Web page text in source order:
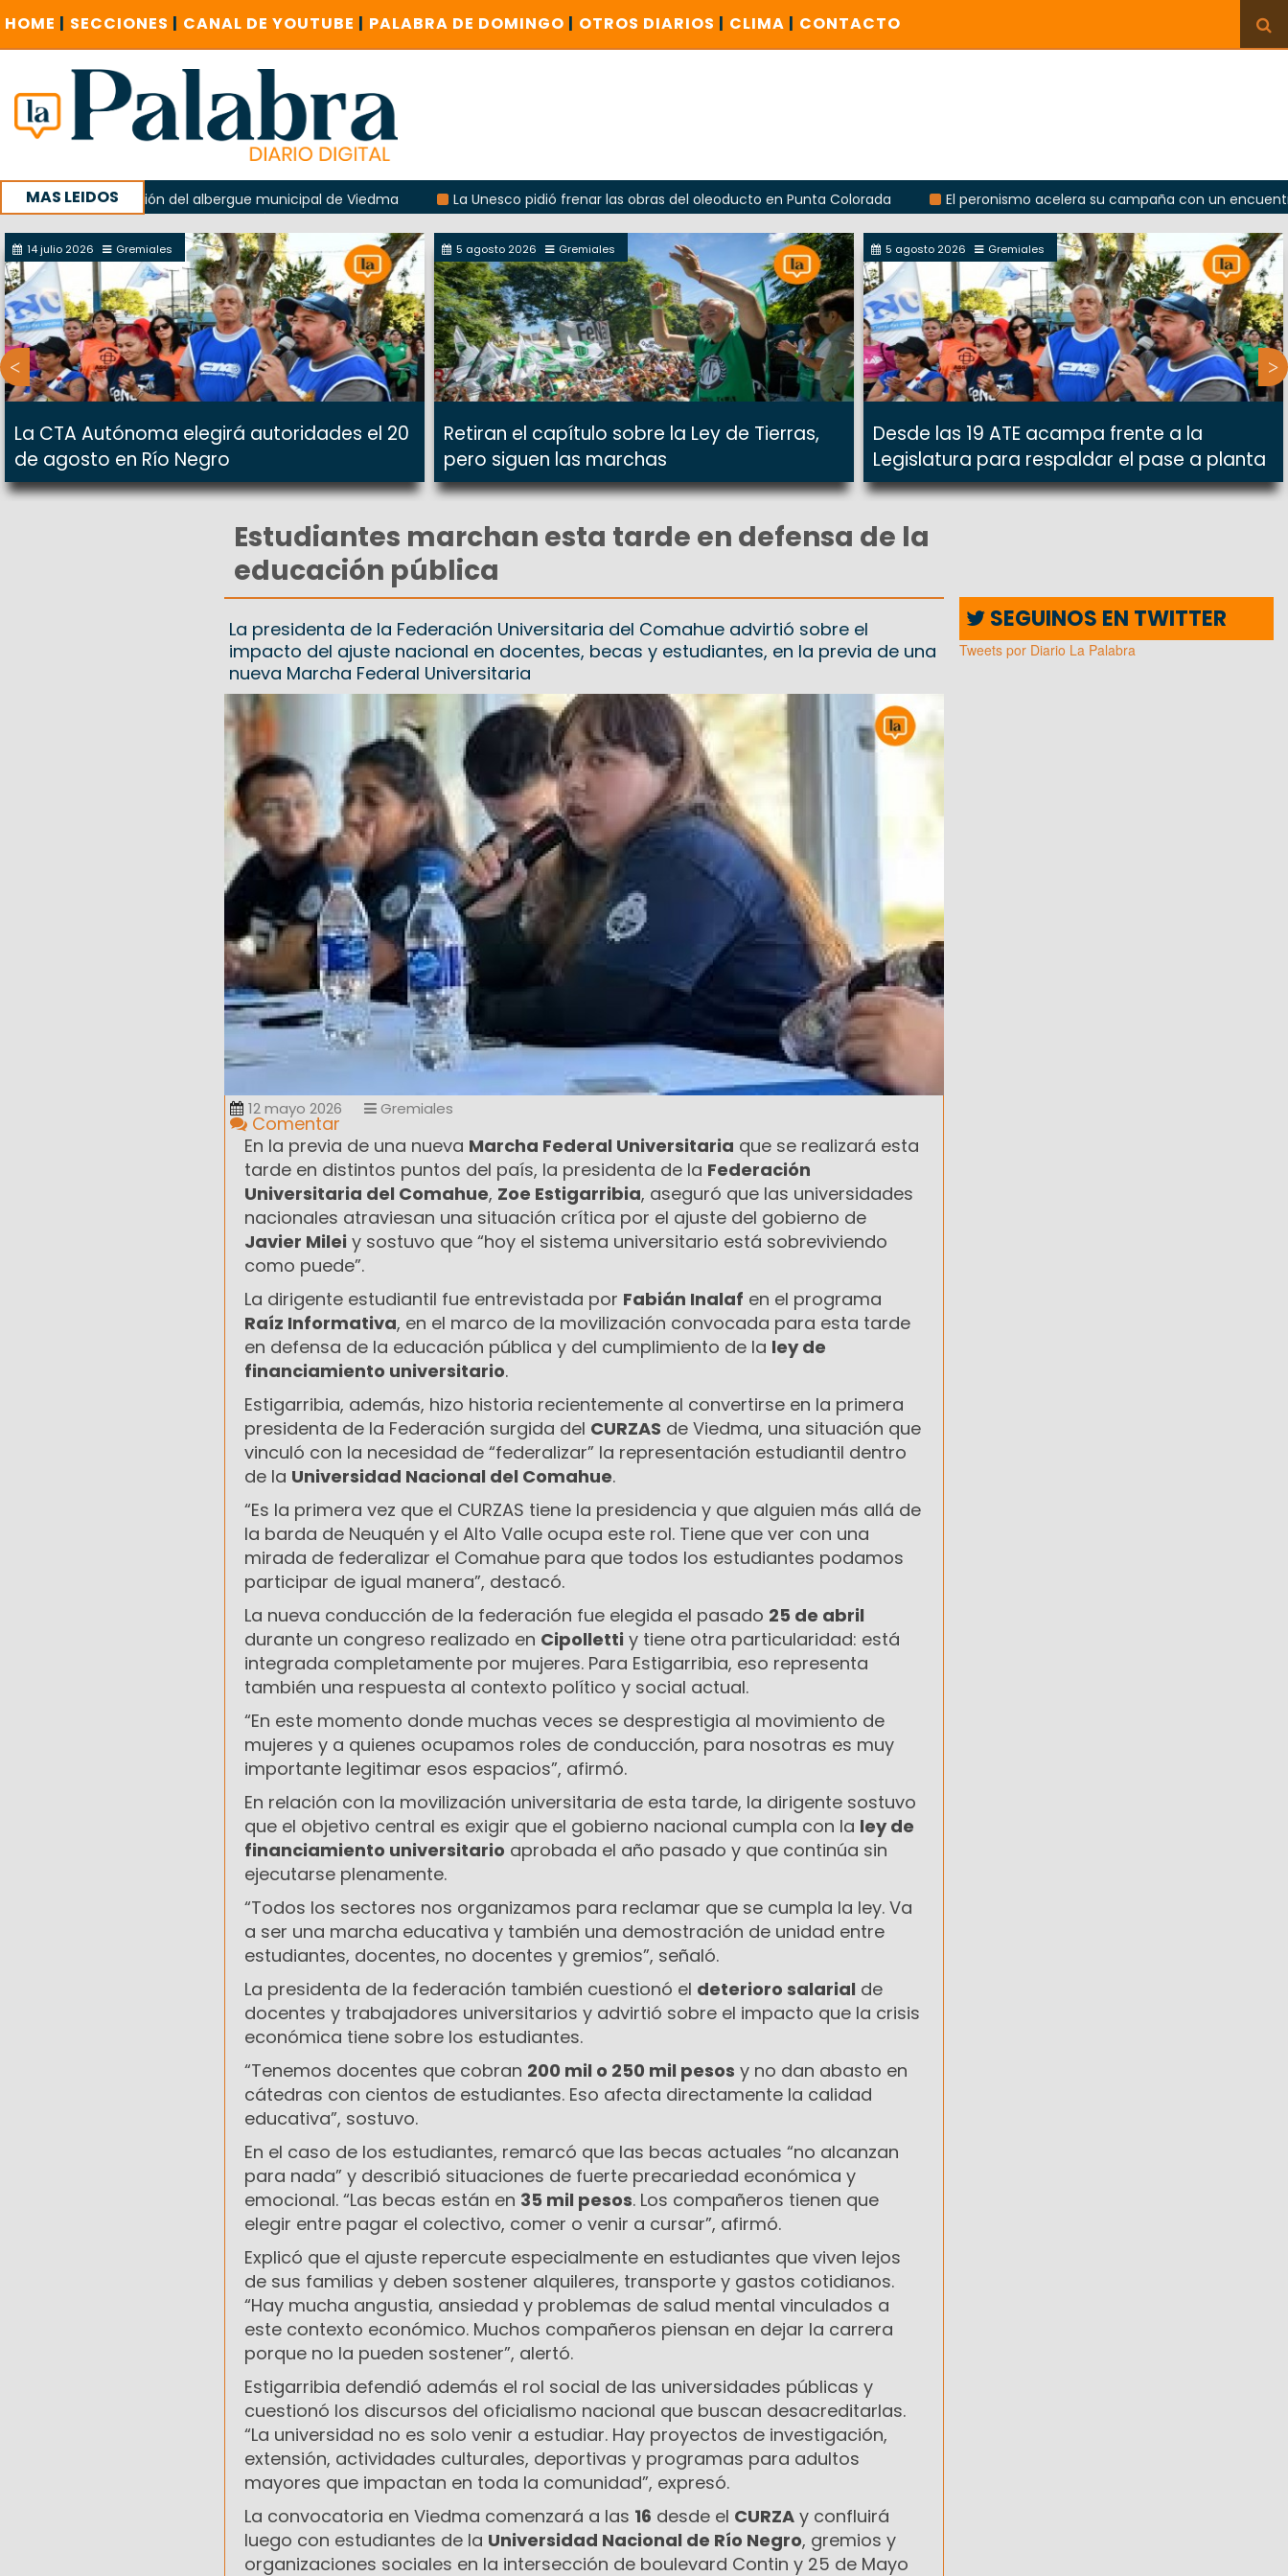
HOME | SECCIONES | CANAL DE YOUTUBE | PALABRA DE DOMINGO | OTROS DIARIOS | CLIMA | CONTACTO
MAS LEIDOS
la explosión del albergue municipal de Viedma La Unesco pidió frenar las obras del oleoducto en Punta Colorada
El peronismo acelera su campaña con un encuentro
investigue contratación de baños de la Feria
14 julio 2026 Gremiales
La CTA Autónoma elegirá autoridades el 20
de agosto en Río Negro
5 agosto 2026 Gremiales
Retiran el capítulo sobre la Ley de Tierras,
pero siguen las marchas
5 agosto 2026 Gremiales
Desde las 19 ATE acampa frente a la
Legislatura para respaldar el pase a planta
Estudiantes marchan esta tarde en defensa de la
educación pública
La presidenta de la Federación Universitaria del Comahue advirtió sobre el
impacto del ajuste nacional en docentes, becas y estudiantes, en la previa de una
nueva Marcha Federal Universitaria
12 mayo 2026 Gremiales
Comentar
En la previa de una nueva Marcha Federal Universitaria que se realizará esta
tarde en distintos puntos del país, la presidenta de la Federación
Universitaria del Comahue, Zoe Estigarribia, aseguró que las universidades
nacionales atraviesan una situación crítica por el ajuste del gobierno de
Javier Milei y sostuvo que “hoy el sistema universitario está sobreviviendo
como puede”.
La dirigente estudiantil fue entrevistada por Fabián Inalaf en el programa
Raíz Informativa, en el marco de la movilización convocada para esta tarde
en defensa de la educación pública y del cumplimiento de la ley de
financiamiento universitario.
Estigarribia, además, hizo historia recientemente al convertirse en la primera
presidenta de la Federación surgida del CURZAS de Viedma, una situación que
vinculó con la necesidad de “federalizar” la representación estudiantil dentro
de la Universidad Nacional del Comahue.
“Es la primera vez que el CURZAS tiene la presidencia y que alguien más allá de
la barda de Neuquén y el Alto Valle ocupa este rol. Tiene que ver con una
mirada de federalizar el Comahue para que todos los estudiantes podamos
participar de igual manera”, destacó.
La nueva conducción de la federación fue elegida el pasado 25 de abril
durante un congreso realizado en Cipolletti y tiene otra particularidad: está
integrada completamente por mujeres. Para Estigarribia, eso representa
también una respuesta al contexto político y social actual.
“En este momento donde muchas veces se desprestigia al movimiento de
mujeres y a quienes ocupamos roles de conducción, para nosotras es muy
importante legitimar esos espacios”, afirmó.
En relación con la movilización universitaria de esta tarde, la dirigente sostuvo
que el objetivo central es exigir que el gobierno nacional cumpla con la ley de
financiamiento universitario aprobada el año pasado y que continúa sin
ejecutarse plenamente.
“Todos los sectores nos organizamos para reclamar que se cumpla la ley. Va
a ser una marcha educativa y también una demostración de unidad entre
estudiantes, docentes, no docentes y gremios”, señaló.
La presidenta de la federación también cuestionó el deterioro salarial de
docentes y trabajadores universitarios y advirtió sobre el impacto que la crisis
económica tiene sobre los estudiantes.
“Tenemos docentes que cobran 200 mil o 250 mil pesos y no dan abasto en
cátedras con cientos de estudiantes. Eso afecta directamente la calidad
educativa”, sostuvo.
En el caso de los estudiantes, remarcó que las becas actuales “no alcanzan
para nada” y describió situaciones de fuerte precariedad económica y
emocional. “Las becas están en 35 mil pesos. Los compañeros tienen que
elegir entre pagar el colectivo, comer o venir a cursar”, afirmó.
Explicó que el ajuste repercute especialmente en estudiantes que viven lejos
de sus familias y deben sostener alquileres, transporte y gastos cotidianos.
“Hay mucha angustia, ansiedad y problemas de salud mental vinculados a
este contexto económico. Muchos compañeros piensan en dejar la carrera
porque no la pueden sostener”, alertó.
Estigarribia defendió además el rol social de las universidades públicas y
cuestionó los discursos del oficialismo nacional que buscan desacreditarlas.
“La universidad no es solo venir a estudiar. Hay proyectos de investigación,
extensión, actividades culturales, deportivas y programas para adultos
mayores que impactan en toda la comunidad”, expresó.
La convocatoria en Viedma comenzará a las 16 desde el CURZA y confluirá
luego con estudiantes de la Universidad Nacional de Río Negro, gremios y
organizaciones sociales en la intersección de boulevard Contin y 25 de Mayo
SEGUINOS EN TWITTER
Tweets por Diario La Palabra